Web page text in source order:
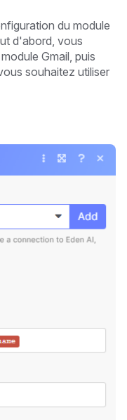
du module
d'abord, vous
Gmail, puis
souhaitez utiliser